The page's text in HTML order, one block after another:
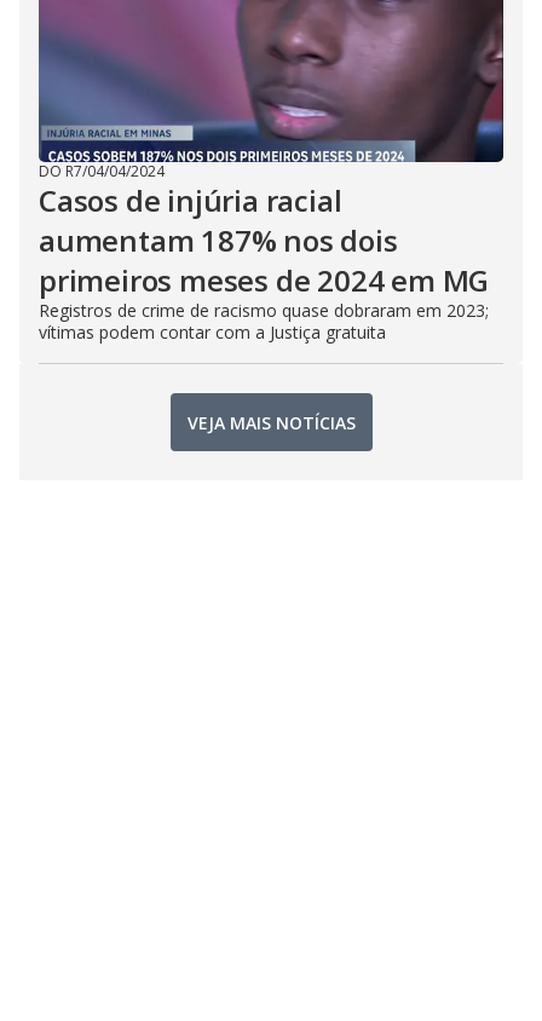
DO R7/04/04/2024
Casos de injúria racial
aumentam 187% nos dois
primeiros meses de 2024 em MG
Registros de crime de racismo quase dobraram em 2023;
vítimas podem contar com a Justiça gratuita
VEJA MAIS NOTÍCIAS